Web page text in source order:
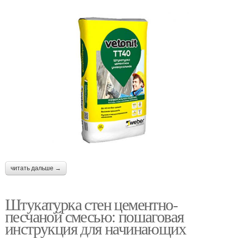
читать дальше →
Штукатурка стен цементно-
песчаной смесью: пошаговая
инструкция для начинающих